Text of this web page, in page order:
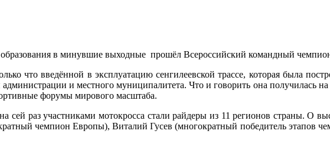
в минувшие выходные прошёл Всероссийский командный
что введённой в эксплуатацию сенгилеевской трассе, которая была
и местного муниципалитета. Что и говорить она получилась на
форумы мирового масштаба.
сей раз участниками мотокросса стали райдеры из 11 регионов страны. О
чемпион Европы), Виталий Гусев (многократный победитель этапов